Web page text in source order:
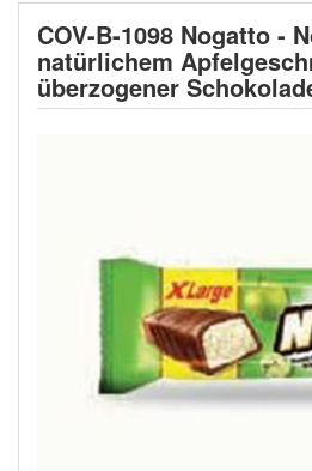
COV-B-1098 Nogatto -
natürlichem
überzogener